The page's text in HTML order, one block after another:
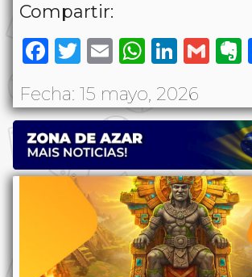
Compartir:
Facebook
Twitter
Email
Fecha: 15 mayo, 2026